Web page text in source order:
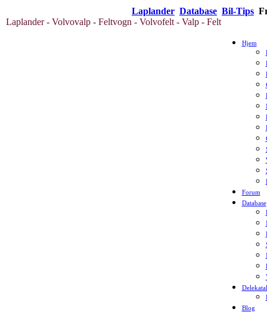
Laplander Database Bil-Tips
Laplander - Volvovalp - Feltvogn - Volvofelt - Valp - Felt
Hjem
Forum
Database
Blog